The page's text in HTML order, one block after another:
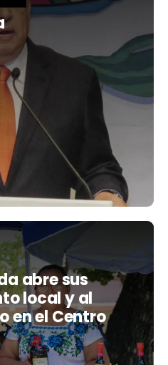
abre sus
local y al
en el Centro